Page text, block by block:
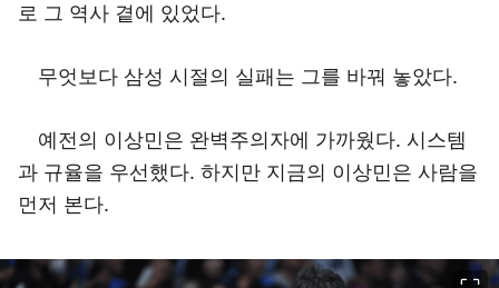
로 그 역사 곁에 있었다.
무엇보다 삼성 시절의 실패는 그를 바꿔 놓았다.
예전의 이상민은 완벽주의자에 가까웠다. 시스템
과 규율을 우선했다. 하지만 지금의 이상민은 사람을
먼저 본다.